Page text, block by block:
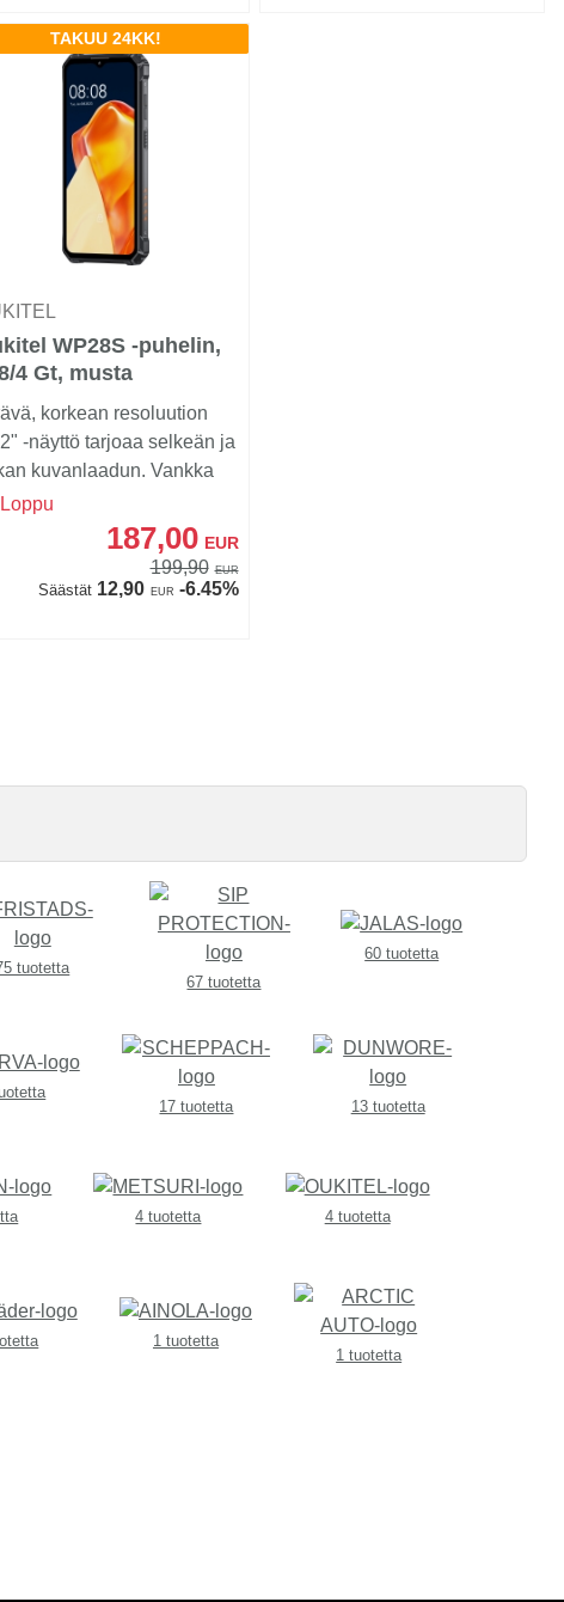
TAKUU 24KK!
WP28S -puhelin,
4 Gt, musta
korkean resoluution
-näyttö tarjoaa selkeän ja
kuvanlaadun. Vankka
yhd...
Loppu
187,00 EUR
199,90 EUR
Säästät12,90 EUR -6.45%
tuotetta
67 tuotetta
60 tuotetta
17 tuotetta
13 tuotetta
4 tuotetta 4 tuotetta
1 tuotetta
1 tuotetta